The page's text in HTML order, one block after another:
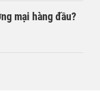
mại hàng đầu?